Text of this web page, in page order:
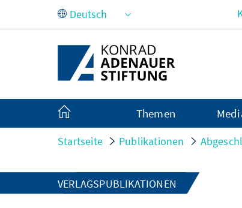
Zum Hauptinhalt springen
Themen
Startseite Publikationen
VERLAGSPUBLIKATIONEN